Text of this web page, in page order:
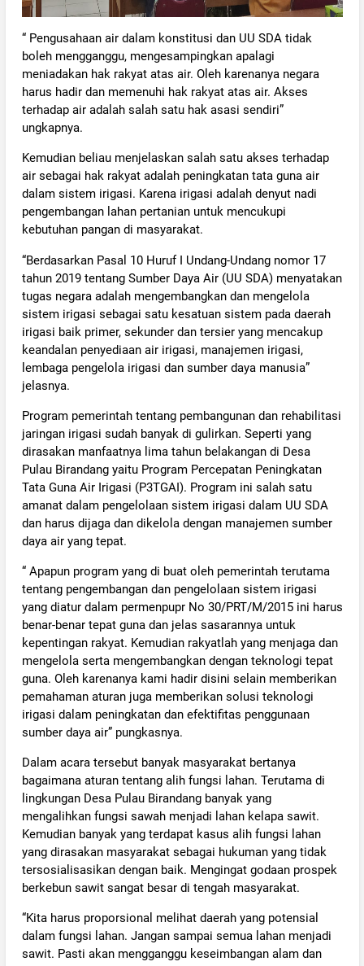
“ Pengusahaan air dalam konstitusi dan UU SDA tidak
boleh mengganggu, mengesampingkan apalagi
meniadakan hak rakyat atas air. Oleh karenanya negara
harus hadir dan memenuhi hak rakyat atas air. Akses
terhadap air adalah salah satu hak asasi sendiri”
ungkapnya.
Kemudian beliau menjelaskan salah satu akses terhadap
air sebagai hak rakyat adalah peningkatan tata guna air
dalam sistem irigasi. Karena irigasi adalah denyut nadi
pengembangan lahan pertanian untuk mencukupi
kebutuhan pangan di masyarakat.
“Berdasarkan Pasal 10 Huruf I Undang-Undang nomor 17
tahun 2019 tentang Sumber Daya Air (UU SDA) menyatakan
tugas negara adalah mengembangkan dan mengelola
sistem irigasi sebagai satu kesatuan sistem pada daerah
irigasi baik primer, sekunder dan tersier yang mencakup
keandalan penyediaan air irigasi, manajemen irigasi,
lembaga pengelola irigasi dan sumber daya manusia”
jelasnya.
Program pemerintah tentang pembangunan dan rehabilitasi
jaringan irigasi sudah banyak di gulirkan. Seperti yang
dirasakan manfaatnya lima tahun belakangan di Desa
Pulau Birandang yaitu Program Percepatan Peningkatan
Tata Guna Air Irigasi (P3TGAI). Program ini salah satu
amanat dalam pengelolaan sistem irigasi dalam UU SDA
dan harus dijaga dan dikelola dengan manajemen sumber
daya air yang tepat.
“ Apapun program yang di buat oleh pemerintah terutama
tentang pengembangan dan pengelolaan sistem irigasi
yang diatur dalam permenpupr No 30/PRT/M/2015 ini harus
benar-benar tepat guna dan jelas sasarannya untuk
kepentingan rakyat. Kemudian rakyatlah yang menjaga dan
mengelola serta mengembangkan dengan teknologi tepat
guna. Oleh karenanya kami hadir disini selain memberikan
pemahaman aturan juga memberikan solusi teknologi
irigasi dalam peningkatan dan efektifitas penggunaan
sumber daya air” pungkasnya.
Dalam acara tersebut banyak masyarakat bertanya
bagaimana aturan tentang alih fungsi lahan. Terutama di
lingkungan Desa Pulau Birandang banyak yang
mengalihkan fungsi sawah menjadi lahan kelapa sawit.
Kemudian banyak yang terdapat kasus alih fungsi lahan
yang dirasakan masyarakat sebagai hukuman yang tidak
tersosialisasikan dengan baik. Mengingat godaan prospek
berkebun sawit sangat besar di tengah masyarakat.
“Kita harus proporsional melihat daerah yang potensial
dalam fungsi lahan. Jangan sampai semua lahan menjadi
sawit. Pasti akan mengganggu keseimbangan alam dan